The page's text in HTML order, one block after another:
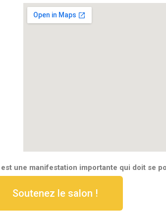
une manifestation importante qui doit se
Soutenez le salon !